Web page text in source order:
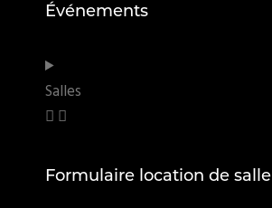
Événements
Salles
Formulaire location de salle